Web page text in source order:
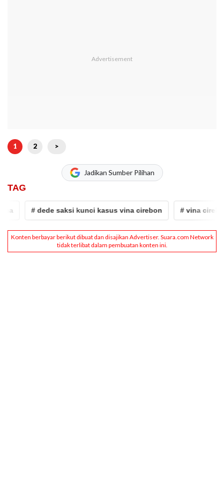
1 2 >
Jadikan Sumber Pilihan
TAG
# dede saksi kunci kasus vina cirebon # vina cirebon